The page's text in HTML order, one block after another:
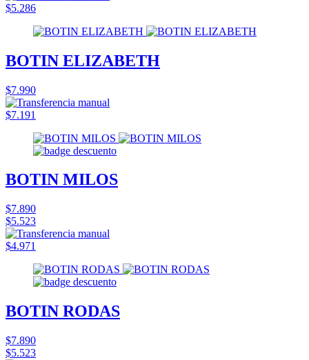
$5.286
BOTIN ELIZABETH
$7.990
$7.191
BOTIN MILOS
$7.890
$5.523
$4.971
BOTIN RODAS
$7.890
$5.523